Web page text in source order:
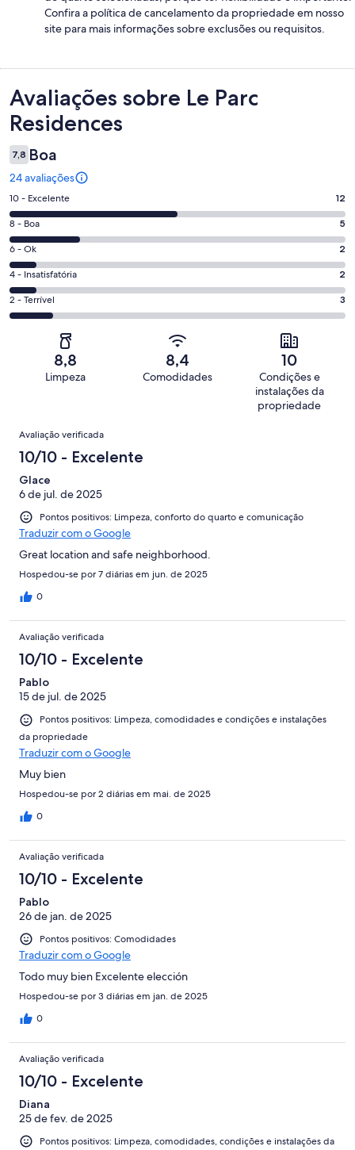
Confira a política de cancelamento da propriedade em nosso
site para mais informações sobre exclusões ou requisitos.
Avaliações
Avaliações sobre Le Parc
Residences
7,8 Boa
24 avaliações
Nota
10
-
Excelente.
12
de
24
avaliações
10 - Excelente 12
Nota
8
-
Boa.
5
de
avaliações
8 - Boa 5
Nota
6
-
Ok.
2
avaliações
6 - Ok 2
Nota
4
-
4 - Insatisfatória 2
Nota
2
2 - Terrível 3
8,8
Limpeza
8,4
Comodidades
10
Condições e
instalações da
propriedade
Avaliações
Avaliação verificada
10/10 - Excelente
Glace
6 de jul. de 2025
Pontos positivos: Limpeza, conforto do quarto e comunicação
Traduzir com o Google
Great location and safe neighborhood.
Hospedou-se por 7 diárias em jun. de 2025
0
Avaliação verificada
10/10 - Excelente
Pablo
15 de jul. de 2025
Pontos positivos: Limpeza, comodidades e condições e instalações
da propriedade
Traduzir com o Google
Muy bien
Hospedou-se por 2 diárias em mai. de 2025
0
Avaliação verificada
10/10 - Excelente
Pablo
26 de jan. de 2025
Pontos positivos: Comodidades
Traduzir com o Google
Todo muy bien Excelente elección
Hospedou-se por 3 diárias em jan. de 2025
0
Avaliação verificada
10/10 - Excelente
Diana
25 de fev. de 2025
Pontos positivos: Limpeza, comodidades, condições e instalações da